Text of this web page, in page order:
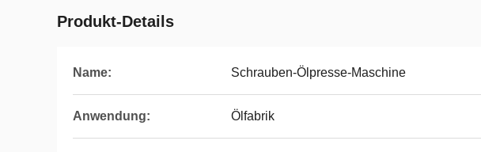
Produkt-Details
Name: Schrauben-Ölpresse-Maschine
Anwendung: Ölfabrik